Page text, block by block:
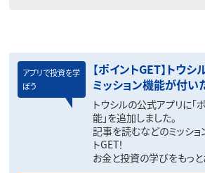
アプリで投資を学
ぼう
【ポイントGET】トウ
ミッション機能が付い
トウシルの公式アプリに「
能」を追加しました。
記事を読むなどのミッショ
トGET！
お金と投資の学びをもっと